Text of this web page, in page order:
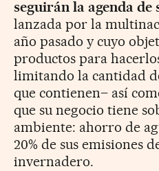
seguirán la agenda
lanzada por la
año pasado y cuyo
productos para
limitando la cantidad
que contienen– así
que su negocio tiene
ambiente: ahorro de
20% de sus emisiones
invernadero.